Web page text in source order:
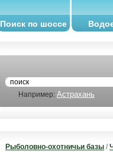
Поиск по шоссе
Например: Астрахань
Рыболовно-охотничьи базы /